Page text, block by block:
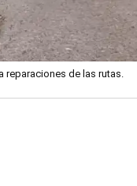
reparaciones de las rutas.